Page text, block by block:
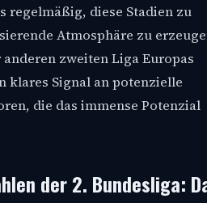
regelmäßig, diese Stadien zu
Atmosphäre zu
zweiten Liga Europas
klares Signal an potenzielle
die das immense Potenzial
der 2. Bundesliga: